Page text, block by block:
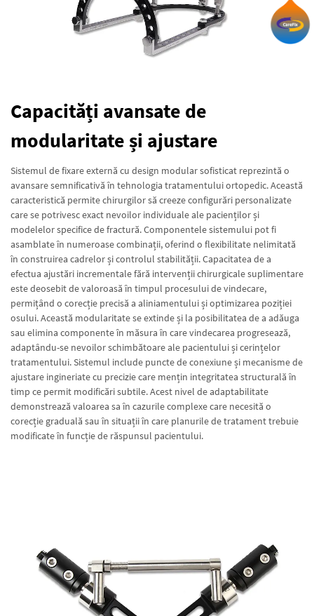
Capacități avansate de
modularitate și ajustare
Sistemul de fixare externă cu design modular sofisticat reprezintă o
avansare semnificativă în tehnologia tratamentului ortopedic. Această
caracteristică permite chirurgilor să creeze configurări personalizate
care se potrivesc exact nevoilor individuale ale pacienților și
modelelor specifice de fractură. Componentele sistemului pot fi
asamblate în numeroase combinații, oferind o flexibilitate nelimitată
în construirea cadrelor și controlul stabilității. Capacitatea de a
efectua ajustări incrementale fără intervenții chirurgicale suplimentare
este deosebit de valoroasă în timpul procesului de vindecare,
permițând o corecție precisă a aliniamentului și optimizarea poziției
osului. Această modularitate se extinde și la posibilitatea de a adăuga
sau elimina componente în măsura în care vindecarea progresează,
adaptându-se nevoilor schimbătoare ale pacientului și cerințelor
tratamentului. Sistemul include puncte de conexiune și mecanisme de
ajustare ingineriate cu precizie care mențin integritatea structurală în
timp ce permit modificări subtile. Acest nivel de adaptabilitate
demonstrează valoarea sa în cazurile complexe care necesită o
corecție graduală sau în situații în care planurile de tratament trebuie
modificate în funcție de răspunsul pacientului.